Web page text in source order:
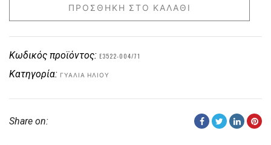
ΠΡΟΣΘΉΚΗ ΣΤΟ ΚΑΛΆΘΙ
Κωδικός προϊόντος: E3522-004/71
Κατηγορία: ΓΥΑΛΙΆ ΗΛΊΟΥ
Share on: